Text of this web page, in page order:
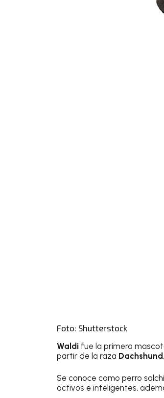
Foto: Shutterstock
Waldi fue la primera
partir de la raza Dachshund
Se conoce como perro
activos e inteligentes,